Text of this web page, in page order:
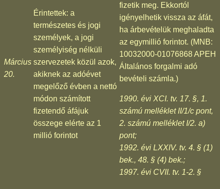
Március
20.
Érintettek: a
természetes és jogi
személyek, a jogi
személyiség nélküli
szervezetek közül azok,
akiknek az adóévet
megelőző évben a nettó
módon számított
fizetendő áfájuk
összege elérte az 1
millió forintot
fizetik meg. Ekkortól
igényelhetik vissza az áfát,
ha árbevételük meghaladta
az egymillió forintot. (MNB:
10032000-01076868 APEH
Általános forgalmi adó
bevételi számla.)
1990. évi XCI. tv. 17. §, 1.
számú melléklet II/1/c pont,
2. számú melléklet I/2. a)
pont;
1992. évi LXXIV. tv. 4. § (1)
bek., 48. § (4) bek.;
1997. évi CVII. tv. 1-2. §